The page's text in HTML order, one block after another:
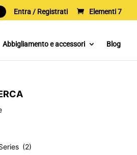
Entra / Registrati Elementi 7
Abbigliamento e accessori Blog
(2)